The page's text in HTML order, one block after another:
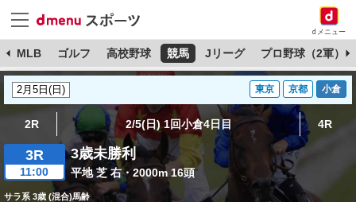
dメニュー
MLB ゴルフ 高校野球 競馬 Jリーグ プロ野球（2軍）
東京 京都 小倉
2R 2/5(日) 1回小倉4日目 4R
3R
11:00
3歳未勝利
平地 芝 右・2000m 16頭
サラ系 3歳 (混合)馬齢